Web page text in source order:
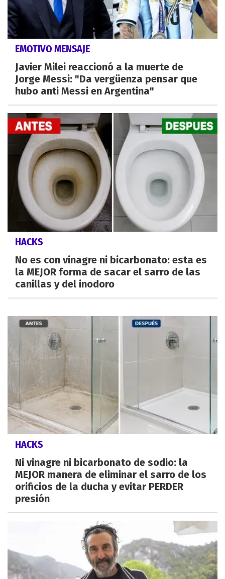
EMOTIVO MENSAJE
Javier Milei reaccionó a la muerte de
Jorge Messi: "Da vergüenza pensar que
hubo anti Messi en Argentina"
HACKS
No es con vinagre ni bicarbonato: esta es
la MEJOR forma de sacar el sarro de las
canillas y del inodoro
HACKS
Ni vinagre ni bicarbonato de sodio: la
MEJOR manera de eliminar el sarro de los
orificios de la ducha y evitar PERDER
presión